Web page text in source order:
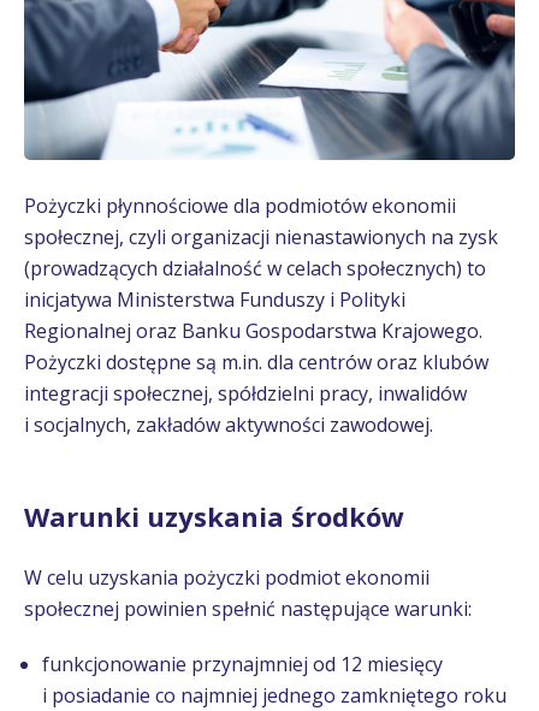
Pożyczki płynnościowe dla podmiotów ekonomii
społecznej, czyli organizacji nienastawionych na zysk
(prowadzących działalność w celach społecznych) to
inicjatywa Ministerstwa Funduszy i Polityki
Regionalnej oraz Banku Gospodarstwa Krajowego.
Pożyczki dostępne są m.in. dla centrów oraz klubów
integracji społecznej, spółdzielni pracy, inwalidów
i socjalnych, zakładów aktywności zawodowej.
Warunki uzyskania środków
W celu uzyskania pożyczki podmiot ekonomii
społecznej powinien spełnić następujące warunki:
funkcjonowanie przynajmniej od 12 miesięcy
i posiadanie co najmniej jednego zamkniętego roku